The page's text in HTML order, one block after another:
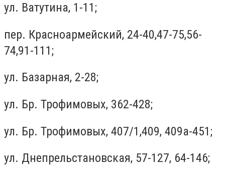
ул. Ватутина, 1-11;
пер. Красноармейский, 24-40,47-75,56-
74,91-111;
ул. Базарная, 2-28;
ул. Бр. Трофимовых, 362-428;
ул. Бр. Трофимовых, 407/1,409, 409а-451;
ул. Днепрельстановская, 57-127, 64-146;